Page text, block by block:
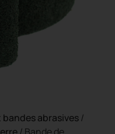
abrasives/